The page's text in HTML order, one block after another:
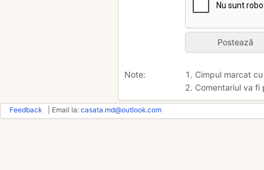
Note:
1. Cimpul marcat
2. Comentariul va
Feedback | Email la: casata.md@outlook.com